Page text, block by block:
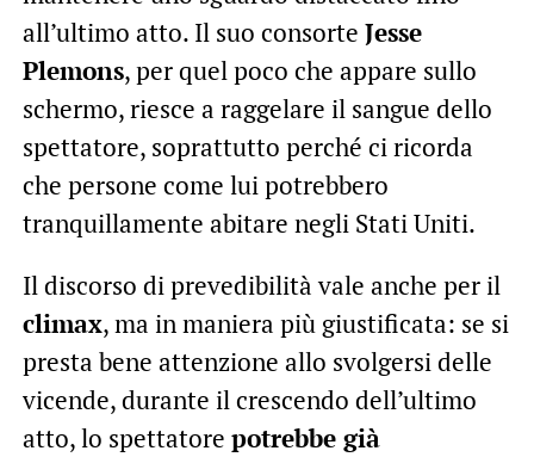
all’ultimo atto. Il suo consorte Jesse
Plemons, per quel poco che appare sullo
schermo, riesce a raggelare il sangue dello
spettatore, soprattutto perché ci ricorda
che persone come lui potrebbero
tranquillamente abitare negli Stati Uniti.
Il discorso di prevedibilità vale anche per il
climax, ma in maniera più giustificata: se si
presta bene attenzione allo svolgersi delle
vicende, durante il crescendo dell’ultimo
atto, lo spettatore potrebbe già